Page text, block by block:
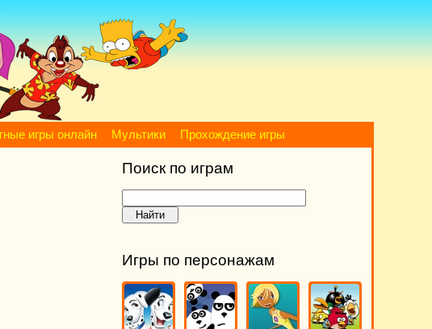
игры онлайн Мультики Прохождение игры
Поиск по играм
Игры по персонажам